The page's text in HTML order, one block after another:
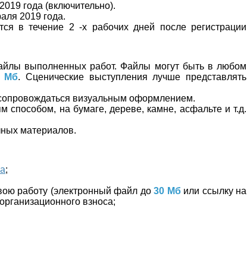
года (включительно).
2019 года.
в течение 2 -х рабочих дней после регистрации
выполненных работ. Файлы могут быть в любом
Мб. Сценические выступления лучше представлять
визуальным оформлением.
на бумаге, дереве, камне, асфальте и т.д.
материалов.
;
работу (электронный файл до 30 Мбили ссылку на
взноса;